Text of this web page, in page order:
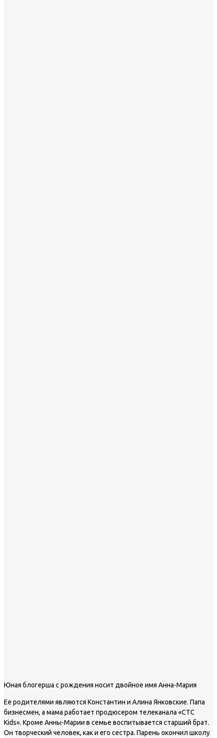
Юная блогерша с рождения носит двойное имя Анна-Мария
Ее родителями являются Константин и Алина Янковские. Папа
бизнесмен, а мама работает продюсером телеканала «СТС
Kids». Кроме Анны-Марии в семье воспитывается старший брат.
Он творческий человек, как и его сестра. Парень окончил школу